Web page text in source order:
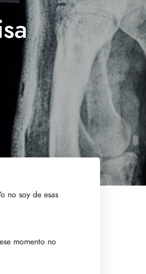
no soy de esas
momento no